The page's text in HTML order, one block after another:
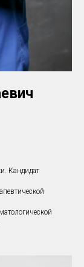
Кандидат